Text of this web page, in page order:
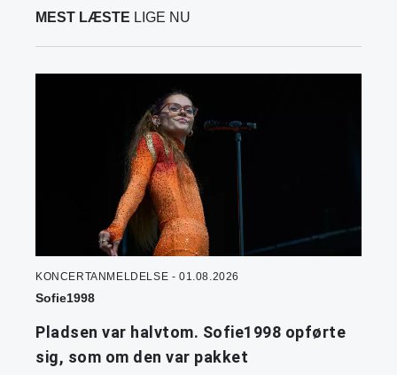
MEST LÆSTE LIGE NU
KONCERTANMELDELSE - 01.08.2026
Sofie1998
Pladsen var halvtom. Sofie1998 opførte
sig, som om den var pakket